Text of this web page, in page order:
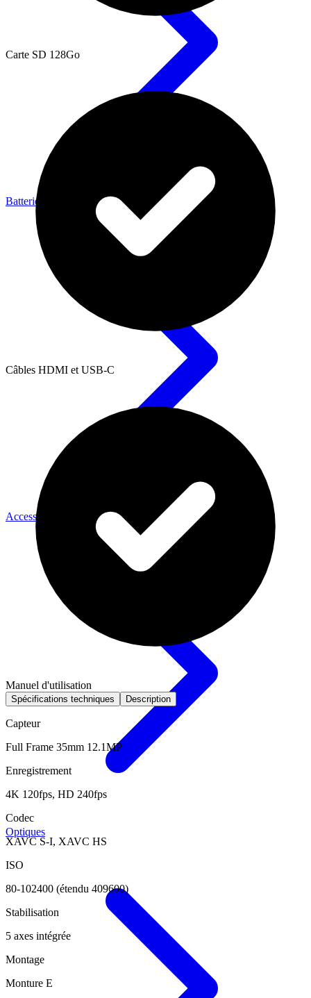
Batteries & Énergie
Accessoires Caméra
Optiques
Carte SD 128Go
Câbles HDMI et USB-C
Manuel d'utilisation
Spécifications techniques Description
Capteur
Full Frame 35mm 12.1MP
Enregistrement
4K 120fps, HD 240fps
Codec
XAVC S-I, XAVC HS
ISO
80-102400 (étendu 409600)
Stabilisation
5 axes intégrée
Montage
Monture E